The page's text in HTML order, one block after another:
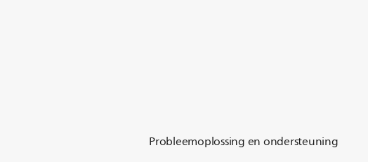
Probleemoplossing en ondersteuning